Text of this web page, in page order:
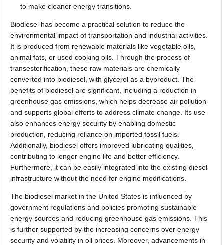
to make cleaner energy transitions.
Biodiesel has become a practical solution to reduce the
environmental impact of transportation and industrial activities.
It is produced from renewable materials like vegetable oils,
animal fats, or used cooking oils. Through the process of
transesterification, these raw materials are chemically
converted into biodiesel, with glycerol as a byproduct. The
benefits of biodiesel are significant, including a reduction in
greenhouse gas emissions, which helps decrease air pollution
and supports global efforts to address climate change. Its use
also enhances energy security by enabling domestic
production, reducing reliance on imported fossil fuels.
Additionally, biodiesel offers improved lubricating qualities,
contributing to longer engine life and better efficiency.
Furthermore, it can be easily integrated into the existing diesel
infrastructure without the need for engine modifications.
The biodiesel market in the United States is influenced by
government regulations and policies promoting sustainable
energy sources and reducing greenhouse gas emissions. This
is further supported by the increasing concerns over energy
security and volatility in oil prices. Moreover, advancements in